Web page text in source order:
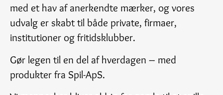
med et hav af anerkendte mærker, og vores
udvalg er skabt til både private, firmaer,
institutioner og fritidsklubber.
Gør legen til en del af hverdagen – med
produkter fra Spil-ApS.